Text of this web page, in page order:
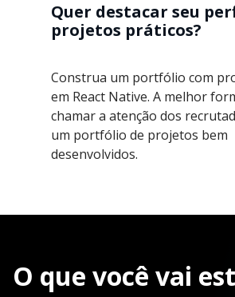
Quer destacar seu
projetos práticos?
Construa um portfólio com
em React Native. A melhor
chamar a atenção dos
um portfólio de projetos bem
desenvolvidos.
O que você vai